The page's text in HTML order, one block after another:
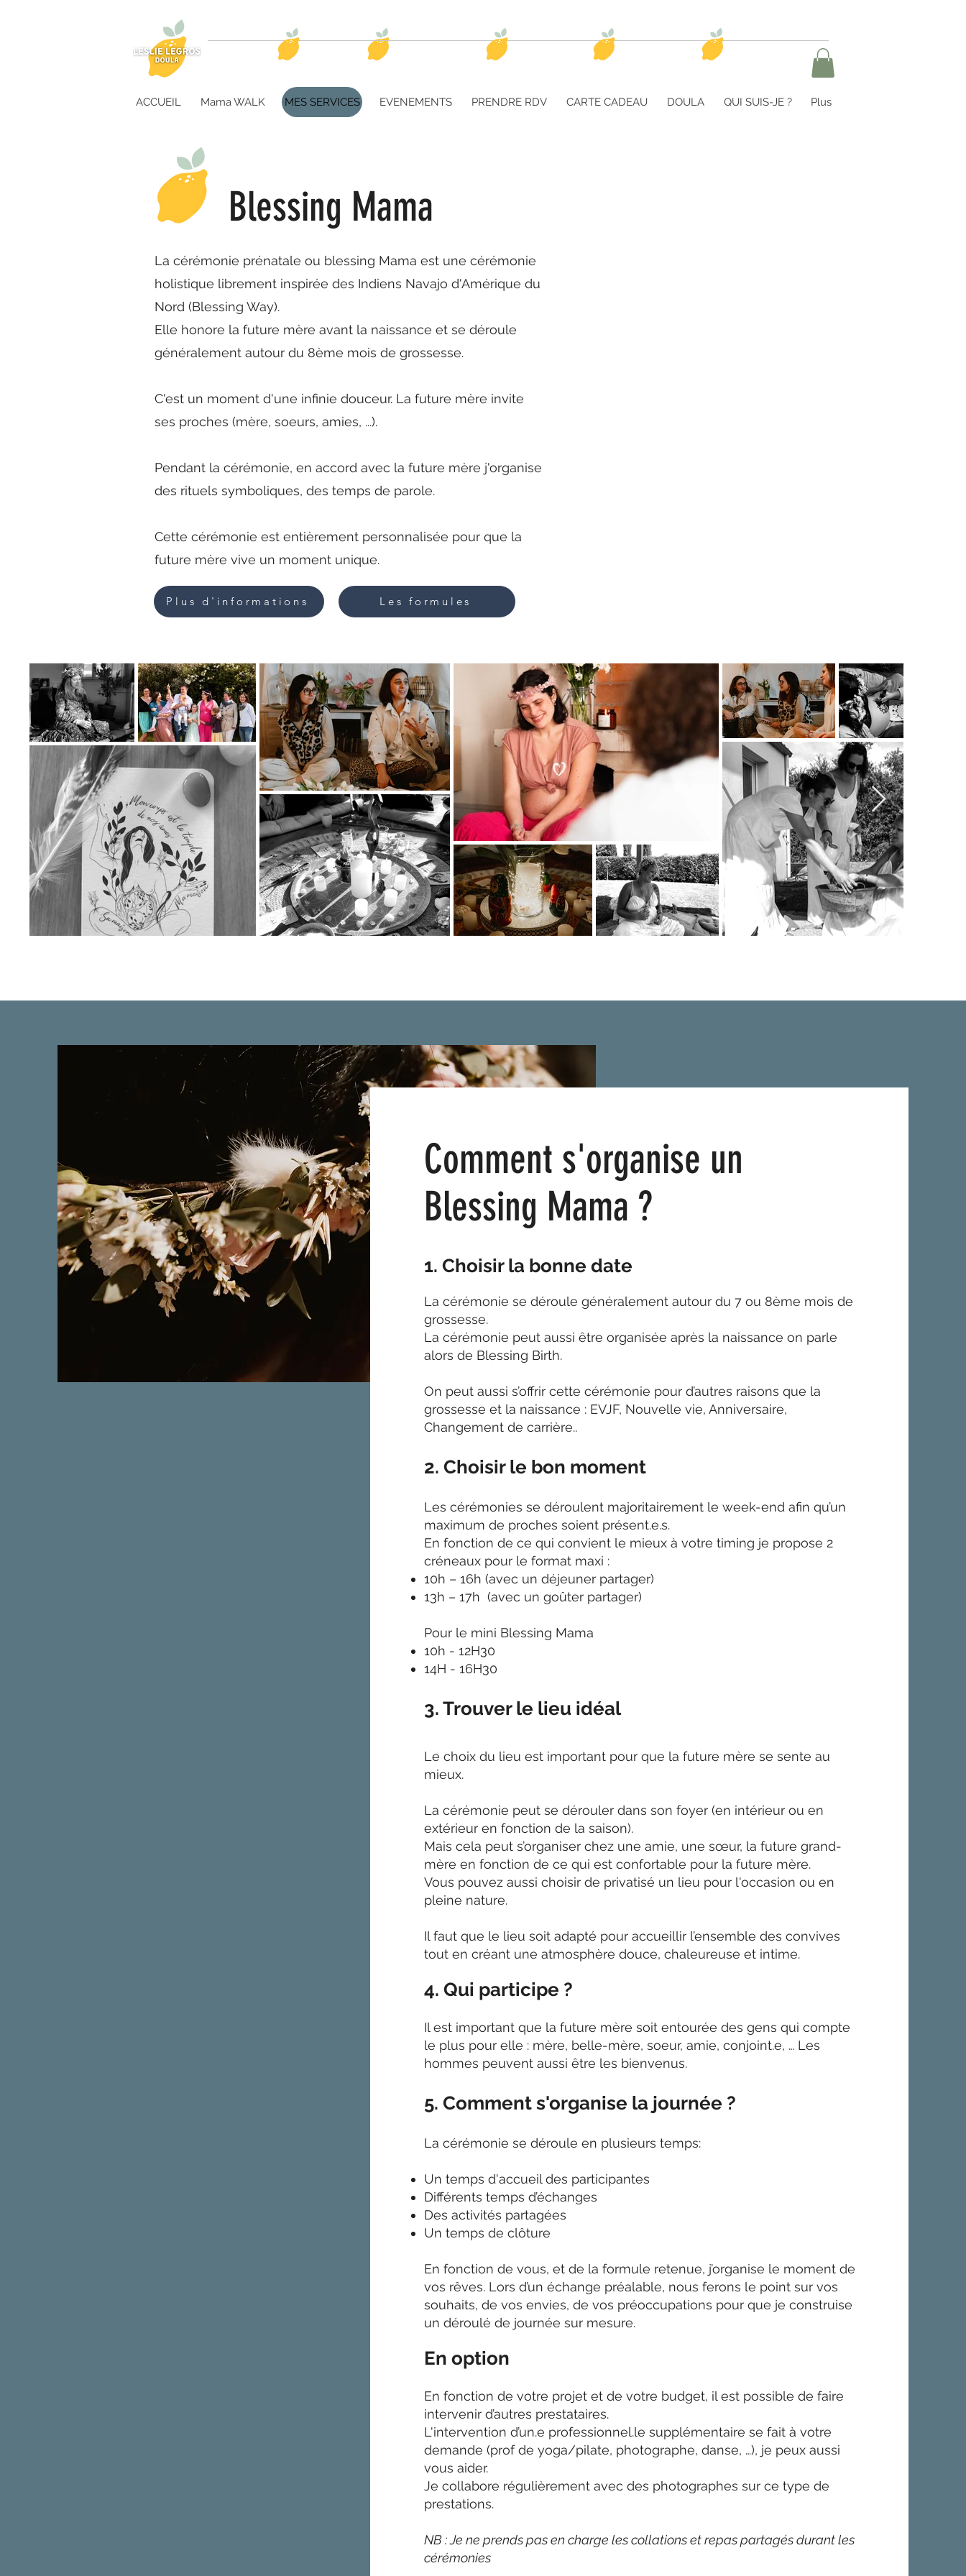
ACCUEIL Mama WALK MES SERVICES EVENEMENTS PRENDRE RDV CARTE CADEAU DOULA QUI SUIS-JE ? Plus
La cérémonie prénatale ou blessing Mama est une cérémonie
holistique librement inspirée des Indiens Navajo d'Amérique du
Nord (Blessing Way).
Elle honore la future mère avant la naissance et se déroule
généralement autour du 8ème mois de grossesse.
C'est un moment d'une infinie douceur. La future mère invite
ses proches (mère, soeurs, amies, ...).
Pendant la cérémonie, en accord avec la future mère j'organise
des rituels symboliques, des temps de parole.
Cette cérémonie est entièrement personnalisée pour que la
future mère vive un moment unique.
Blessing Mama
Plus d'informations Les formules
Comment s'organise un
Blessing Mama ?
1. Choisir la bonne date
La cérémonie se déroule généralement autour du 7 ou 8ème mois de
grossesse.
La cérémonie peut aussi être organisée après la naissance on parle
alors de Blessing Birth.
On peut aussi s’offrir cette cérémonie pour d’autres raisons que la
grossesse et la naissance : EVJF, Nouvelle vie, Anniversaire,
Changement de carrière..
2. Choisir le bon moment
Les cérémonies se déroulent majoritairement le week-end afin qu’un
maximum de proches soient présent.e.s.
En fonction de ce qui convient le mieux à votre timing je propose 2
créneaux pour le format maxi :
10h – 16h (avec un déjeuner partager)
13h – 17h (avec un goûter partager)
Pour le mini Blessing Mama
10h - 12H30
14H - 16H30
3. Trouver le lieu idéal
Le choix du lieu est important pour que la future mère se sente au
mieux.
La cérémonie peut se dérouler dans son foyer (en intérieur ou en
extérieur en fonction de la saison).
Mais cela peut s’organiser chez une amie, une sœur, la future grand-
mère en fonction de ce qui est confortable pour la future mère.
Vous pouvez aussi choisir de privatisé un lieu pour l'occasion ou en
pleine nature.
Il faut que le lieu soit adapté pour accueillir l’ensemble des convives
tout en créant une atmosphère douce, chaleureuse et intime.
4. Qui participe ?
Il est important que la future mère soit entourée des gens qui compte
le plus pour elle : mère, belle-mère, soeur, amie, conjoint.e, … Les
hommes peuvent aussi être les bienvenus.
5. Comment s'organise la journée ?
La cérémonie se déroule en plusieurs temps:
Un temps d'accueil des participantes
Différents temps d’échanges
Des activités partagées
Un temps de clôture
En fonction de vous, et de la formule retenue, j’organise le moment de
vos rêves. Lors d’un échange préalable, nous ferons le point sur vos
souhaits, de vos envies, de vos préoccupations pour que je construise
un déroulé de journée sur mesure.
En option
En fonction de votre projet et de votre budget, il est possible de faire
intervenir d’autres prestataires.
L'intervention d’un.e professionnel.le supplémentaire se fait à votre
demande (prof de yoga/pilate, photographe, danse, …), je peux aussi
vous aider.
Je collabore régulièrement avec des photographes sur ce type de
prestations.
NB : Je ne prends pas en charge les collations et repas partagés durant les
cérémonies